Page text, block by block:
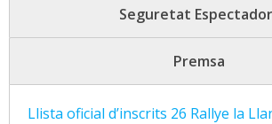
Seguretat
Premsa
Llista oficial d’inscrits 26 Rallye la